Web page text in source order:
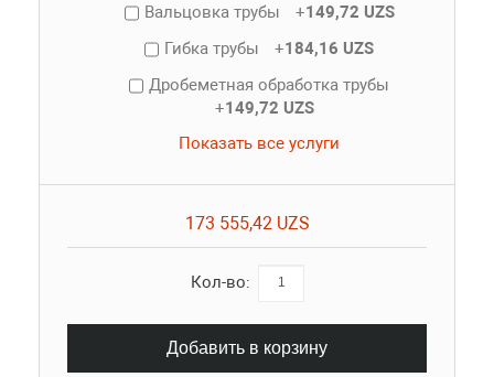
Вальцовка трубы
+149,72 UZS
Гибка трубы
+184,16 UZS
Дробеметная обработка трубы
+149,72 UZS
Показать все услуги
173 555,42 UZS
Кол-во:
Добавить в корзину